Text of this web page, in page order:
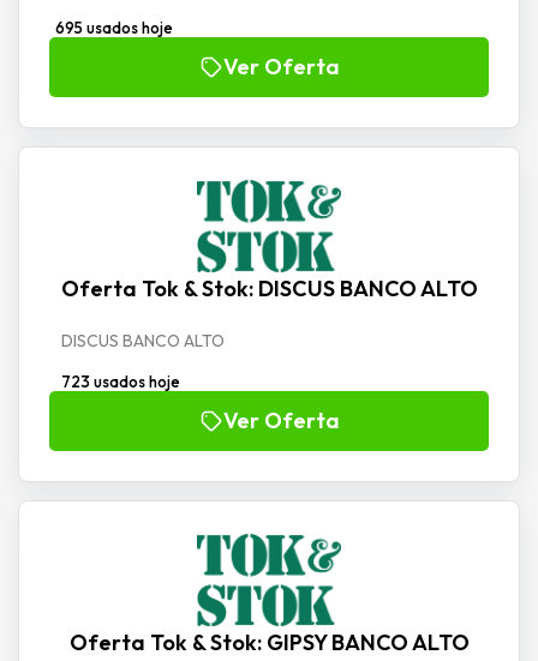
695 usados hoje
Ver Oferta
Oferta Tok & Stok: DISCUS BANCO ALTO
DISCUS BANCO ALTO
723 usados hoje
Ver Oferta
Oferta Tok & Stok: GIPSY BANCO ALTO